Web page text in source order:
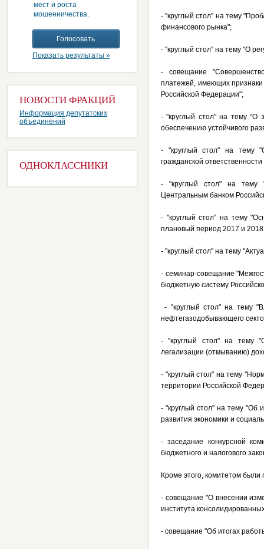
мест и роста
мошенничества.
Показать результаты »
НОВОСТИ ФРАКЦИЙ
Информация депутатских
объединений
ОДНОКЛАССНИКИ
- "круглый стол" на тему
финансового рынка";
- "круглый стол" на тему "О
- совещание
платежей, имеющих
Российской Федерации";
- "круглый стол" на тему "О
обеспечению устойчивого
- "круглый стол" на тему
гражданской
- "круглый стол" на тему
Центральным банком
- "круглый стол" на тему
плановый период 2017 и 2018
- "круглый стол" на тему
- семинар-совещание
бюджетную систему
- "круглый стол" на тему
нефтегазодобывающего
- "круглый стол" на тему
легализации (отмыванию)
- "круглый стол" на тему
территории Российской
- "круглый стол" на тему "Об
развития экономики и
- заседание конкурсной
бюджетного и налогового
Кроме этого, комитетом
- совещание "О внесении
института
- совещание "Об итогах